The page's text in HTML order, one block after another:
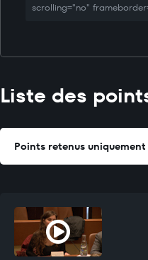
scrolling="no"
Liste des
Points retenus uniquement